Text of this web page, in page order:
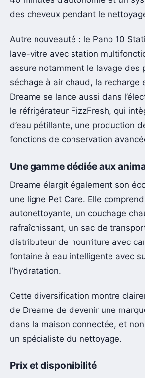
des cheveux pendant le
Autre nouveauté : le Pano 10
lave-vitre avec station
assure notamment le lavage des
séchage à air chaud, la recharge
Dreame se lance aussi dans
le réfrigérateur FizzFresh, qui
d’eau pétillante, une production
fonctions de conservation
Une gamme dédiée aux
Dreame élargit également son
une ligne Pet Care. Elle
autonettoyante, un couchage
rafraîchissant, un sac de
distributeur de nourriture avec
fontaine à eau intelligente avec
l’hydratation.
Cette diversification montre
de Dreame de devenir une
dans la maison connectée, et
un spécialiste du nettoyage.
Prix et disponibilité